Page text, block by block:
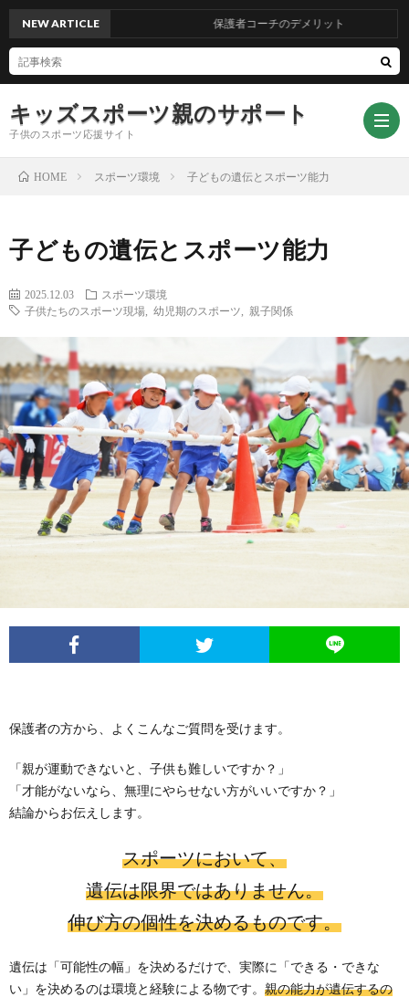
キッズスポーツ親のサポート
子供のスポーツ応援サイト
覧ャ
モ
ン
線
い
指
導
徴
メ
な
の
NEW ARTICLE 保護者コーチのデメリット
HOME スポーツ環境 子どもの遺伝とスポーツ能力
子どもの遺伝とスポーツ能力
2025.12.03
スポーツ環境
子供たちのスポーツ現場
幼児期のスポーツ 親子関係
保護者の方から、よくこんなご質問を受けます。
「親が運動できないと、子供も難しいですか？」
「才能がないなら、無理にやらせない方がいいですか？」
結論からお伝えします。
スポーツにおいて、
遺伝は限界ではありません。
伸び方の個性を決めるものです。
遺伝は「可能性の幅」を決めるだけで、実際に「できる・できな
い」を決めるのは環境と経験による物です。 親の能力が遺伝するの